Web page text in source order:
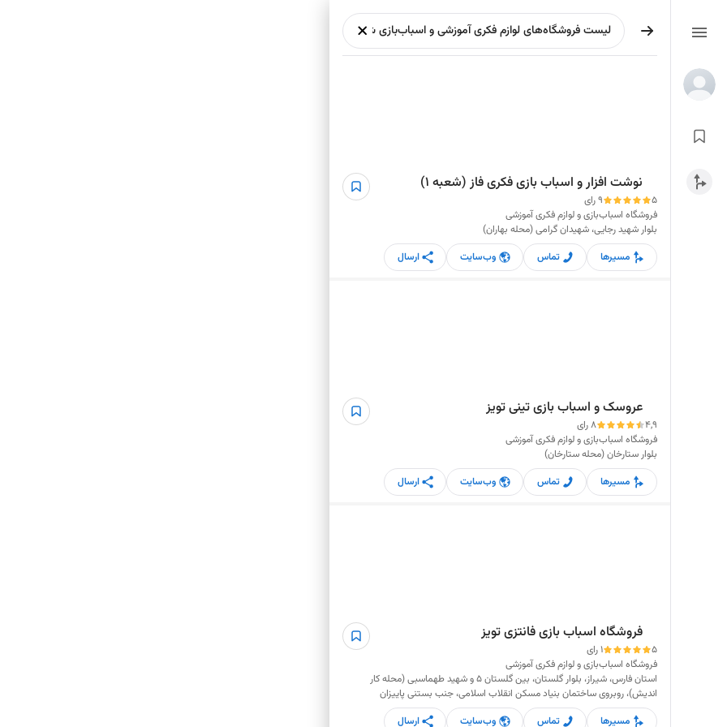
نوشت افزار و اسباب بازی فکری فاز (شعبه 1)
5
9 رای
فروشگاه اسباب‌بازی و لوازم فکری آموزشی
بلوار شهید رجایی، شهیدان گرامی (محله بهاران)
مسیرها
تماس وب‌سایت ارسال
عروسک و اسباب بازی تینی تویز
4,9
8 رای
فروشگاه اسباب‌بازی و لوازم فکری آموزشی
بلوار ستارخان (محله ستارخان)
مسیرها
تماس وب‌سایت ارسال
فروشگاه اسباب بازی فانتزی تویز
5
1 رای
فروشگاه اسباب‌بازی و لوازم فکری آموزشی
استان فارس، شیراز، بلوار گلستان، بین گلستان 5 و شهید طهماسبی (محله کار
اندیش)، روبروی ساختمان بنیاد مسکن انقلاب اسلامی، جنب بستنی پاییزان
مسیرها
تماس وب‌سایت ارسال